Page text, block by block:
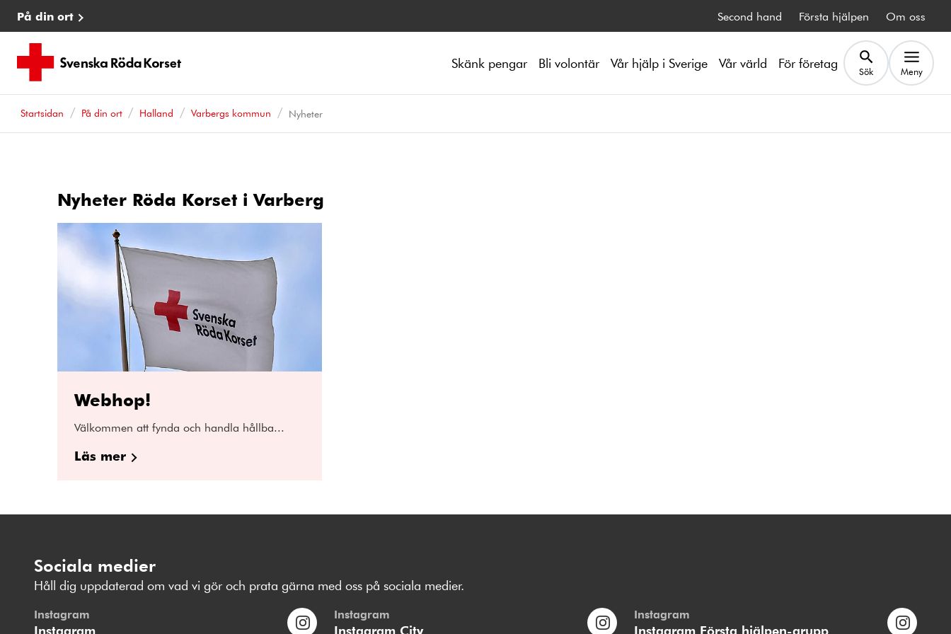
På din ort Second hand Första hjälpen Om oss
Skänk pengar Bli volontär Vår hjälp i Sverige Vår värld För företag Sök Meny
Startsidan På din ort Halland Varbergs kommun Nyheter
Nyheter Röda Korset i Varberg
Webhop!
Välkommen att fynda och handla hållba...
Läs mer
Sociala medier
Håll dig uppdaterad om vad vi gör och prata gärna med oss på sociala medier.
Instagram
Instagram
Instagram
Instagram City
Instagram
Instagram Första hjälpen-grupp